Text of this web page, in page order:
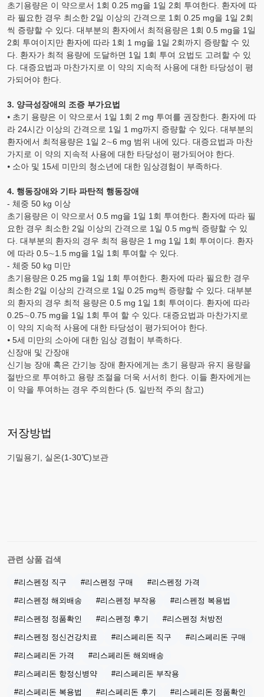
초기용량은 이 약으로서 1회 0.25 mg을 1일 2회 투여한다. 환자에 따
라 필요한 경우 최소한 2일 이상의 간격으로 1회 0.25 mg을 1일 2회
씩 증량할 수 있다. 대부분의 환자에서 최적용량은 1회 0.5 mg을 1일
2회 투여이지만 환자에 따라 1회 1 mg을 1일 2회까지 증량할 수 있
다. 환자가 최적 용량에 도달하면 1일 1회 투여 요법도 고려할 수 있
다. 대증요법과 마찬가지로 이 약의 지속적 사용에 대한 타당성이 평
가되어야 한다.
3. 양극성장애의 조증 부가요법
⦁ 초기 용량은 이 약으로서 1일 1회 2 mg 투여를 권장한다. 환자에 따
라 24시간 이상의 간격으로 1일 1 mg까지 증량할 수 있다. 대부분의
환자에서 최적용량은 1일 2∼6 mg 범위 내에 있다. 대증요법과 마찬
가지로 이 약의 지속적 사용에 대한 타당성이 평가되어야 한다.
⦁ 소아 및 15세 미만의 청소년에 대한 임상경험이 부족하다.
4. 행동장애와 기타 파탄적 행동장애
- 체중 50 kg 이상
초기용량은 이 약으로서 0.5 mg을 1일 1회 투여한다. 환자에 따라 필
요한 경우 최소한 2일 이상의 간격으로 1일 0.5 mg씩 증량할 수 있
다. 대부분의 환자의 경우 최적 용량은 1 mg 1일 1회 투여이다. 환자
에 따라 0.5∼1.5 mg을 1일 1회 투여할 수 있다.
- 체중 50 kg 미만
초기용량은 0.25 mg을 1일 1회 투여한다. 환자에 따라 필요한 경우
최소한 2일 이상의 간격으로 1일 0.25 mg씩 증량할 수 있다. 대부분
의 환자의 경우 최적 용량은 0.5 mg 1일 1회 투여이다. 환자에 따라
0.25∼0.75 mg을 1일 1회 투여 할 수 있다. 대증요법과 마찬가지로
이 약의 지속적 사용에 대한 타당성이 평가되어야 한다.
⦁ 5세 미만의 소아에 대한 임상 경험이 부족하다.
신장애 및 간장애
신기능 장애 혹은 간기능 장애 환자에게는 초기 용량과 유지 용량을
절반으로 투여하고 용량 조절을 더욱 서서히 한다. 이들 환자에게는
이 약을 투여하는 경우 주의한다 (5. 일반적 주의 참고)
저장방법
기밀용기, 실온(1-30℃)보관
관련 상품 검색
#리스펜정 직구 #리스펜정 구매 #리스펜정 가격
#리스펜정 해외배송 #리스펜정 부작용 #리스펜정 복용법
#리스펜정 정품확인 #리스펜정 후기 #리스펜정 처방전
#리스펜정 정신건강치료 #리스페리돈 직구 #리스페리돈 구매
#리스페리돈 가격 #리스페리돈 해외배송
#리스페리돈 항정신병약 #리스페리돈 부작용
#리스페리돈 복용법 #리스페리돈 후기 #리스페리돈 정품확인